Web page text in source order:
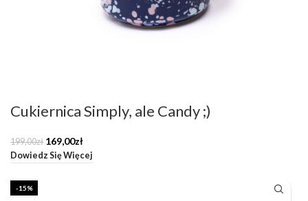
Cukiernica Simply, ale Candy ;)
199,00zł Pierwotna
cena
wynosiła:
169,00złAktualna
cena
wynosi:
Dowiedz Się Więcej
-15%